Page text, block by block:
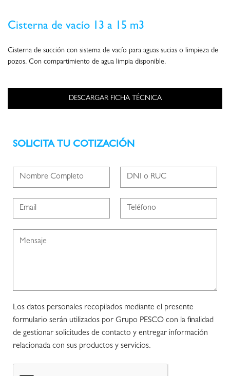
Cisterna de vacío 13 a 15 m3
Cisterna de succión con sistema de vacío para aguas sucias o limpieza de
pozos. Con compartimiento de agua limpia disponible.
SOLICITA TU COTIZACIÓN
Los datos personales recopilados mediante el presente
formulario serán utilizados por Grupo PESCO con la finalidad
de gestionar solicitudes de contacto y entregar información
relacionada con sus productos y servicios.